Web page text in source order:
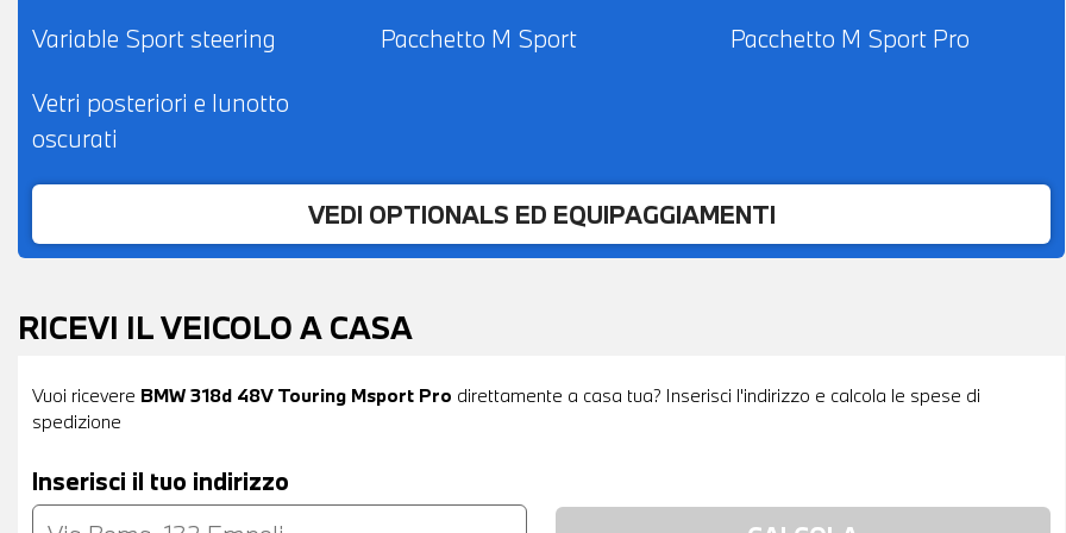
Variable Sport steering Pacchetto M Sport
Pacchetto M Sport Pro
Vetri posteriori e lunotto
oscurati
VEDI OPTIONALS ED EQUIPAGGIAMENTI
RICEVI IL VEICOLO A CASA
Vuoi ricevere BMW 318d 48V Touring Msport Pro direttamente a casa tua? Inserisci l'indirizzo e calcola le spese di
spedizione
Inserisci il tuo indirizzo